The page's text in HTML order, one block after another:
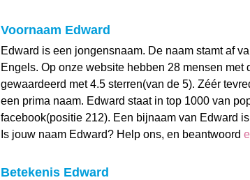
Voornaam Edward
Edward is een jongensnaam. De naam stamt af
Engels. Op onze website hebben 28 mensen
gewaardeerd met 4.5 sterren(van de 5). Zéér
een prima naam. Edward staat in top 1000 van
facebook(positie 212). Een bijnaam van Edward
Is jouw naam Edward? Help ons, en beantwoord
Betekenis Edward